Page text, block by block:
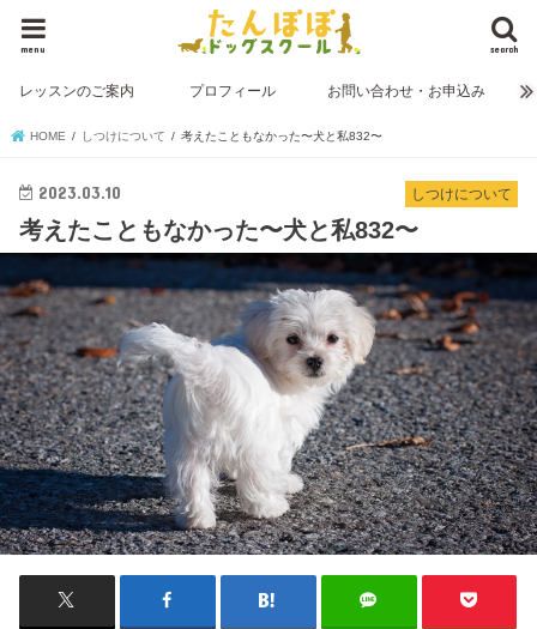
search
menu
レッスンのご案内 プロフィール お問い合わせ・お申込み
HOME しつけについて 考えたこともなかった〜犬と私832〜
しつけについて
2023.03.10
考えたこともなかった〜犬と私832〜